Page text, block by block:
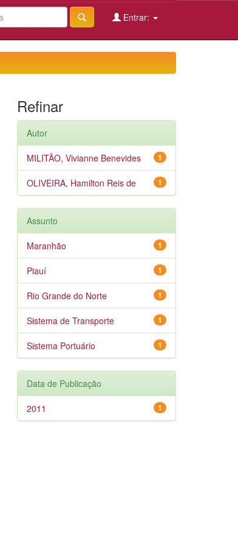
Entrar:
Refinar
Autor
1
MILITÃO, Vivianne Benevides
1
OLIVEIRA, Hamilton Reis de
Assunto
1
Maranhão
1
Piauí
1
Rio Grande do Norte
1
Sistema de Transporte
1
Sistema Portuário
Data de Publicação
1
2011